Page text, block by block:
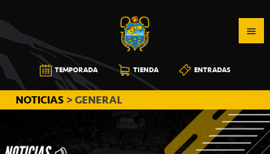
a
la
navegación
principal
al
contenido
principal
a
la
barra
lateral
principal
CB
CANARIAS
TEMPORADA TIENDA ENTRADAS
NOTICIAS > GENERAL